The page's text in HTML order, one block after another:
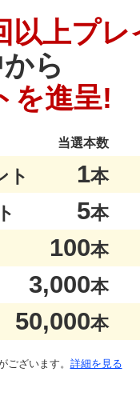
以上プレ
ら
を進呈!
当選本数
ト 1本
5本
100本
3,000本
50,000本
ざいます。 詳細を見る